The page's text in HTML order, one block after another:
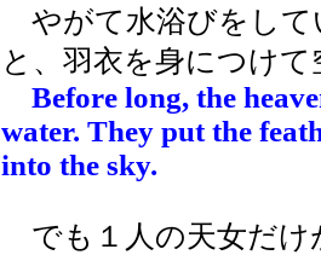
やがて水浴びをして
と、羽衣を身につけ
Before long, the
water. They put the
into the sky.
でも１人の天女だけ